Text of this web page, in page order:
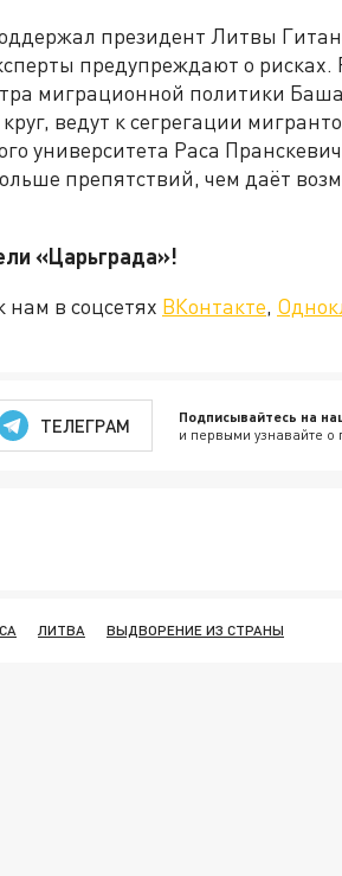
президент Литвы
предупреждают о рисках.
миграционной политики
ведут к сегрегации
университета Раса
препятствий, чем даёт
«Царьграда»!
нам в соцсетях ВКонтакте,
ТЕЛЕГРАМ Подписывайтесь на
и первыми узнавайте о
ЛИТВА ВЫДВОРЕНИЕ ИЗ СТРАНЫ